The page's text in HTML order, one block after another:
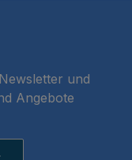
und
Angebote